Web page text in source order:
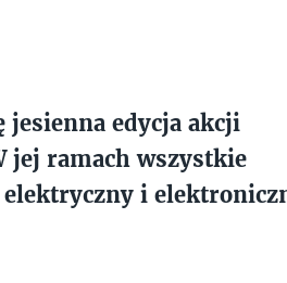
jesienna edycja akcji
jej ramach wszystkie
elektryczny i